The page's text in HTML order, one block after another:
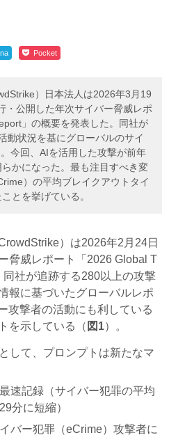
Pocket
）日本法人は2026年3月19
・公開した年次サイバー脅威レポ
」の概要を発表した。同社が
動状況を基にグローバルのサイ
今回、AIを活用した攻撃が前年
かになった。最も注目すべき変
）の平均ブレイクアウトタイ
とを挙げている。
）は2026年2月24日
脅威レポート「2026 Global T
社が追跡する280以上の攻撃
報に基づいたグローバルレポ
攻撃者の活動にも利している
を示している（ 図1）。
して、プロンプトは新たなマ
速記録（サイバー犯罪の平均
分に短縮）
バー犯罪（eCrime）攻撃者に